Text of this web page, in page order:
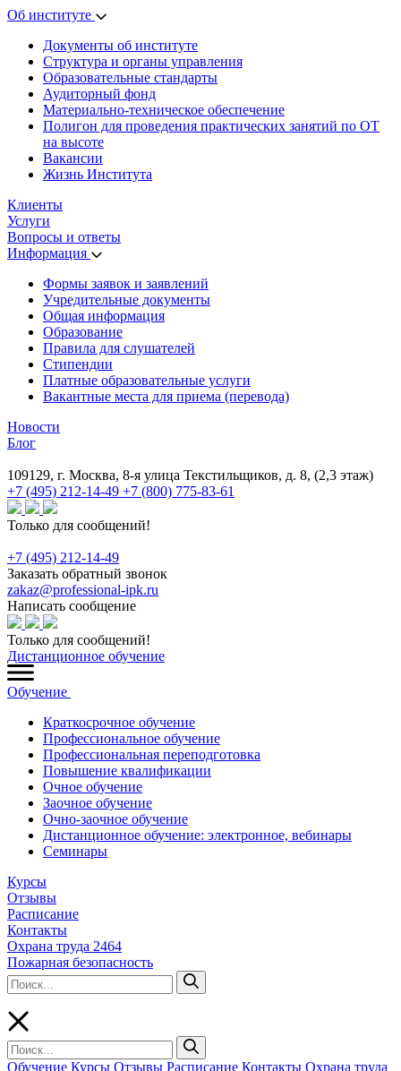
Об институте
Документы об институте
Структура и органы управления
Образовательные стандарты
Аудиторный фонд
Материально-техническое обеспечение
Полигон для проведения практических занятий по ОТ
на высоте
Вакансии
Жизнь Института
Клиенты
Услуги
Вопросы и ответы
Информация
Формы заявок и заявлений
Учредительные документы
Общая информация
Образование
Правила для слушателей
Стипендии
Платные образовательные услуги
Вакантные места для приема (перевода)
Новости
Блог
109129, г. Москва, 8-я улица Текстильщиков, д. 8, (2,3 этаж)
+7 (495) 212-14-49 +7 (800) 775-83-61
Только для сообщений!
+7 (495) 212-14-49
Заказать обратный звонок
zakaz@professional-ipk.ru
Написать сообщение
Только для сообщений!
Дистанционное обучение
Обучение
Краткосрочное обучение
Профессиональное обучение
Профессиональная переподготовка
Повышение квалификации
Очное обучение
Заочное обучение
Очно-заочное обучение
Дистанционное обучение: электронное, вебинары
Семинары
Курсы
Отзывы
Расписание
Контакты
Охрана труда 2464
Пожарная безопасность
Обучение Курсы Отзывы Расписание Контакты Охрана труда